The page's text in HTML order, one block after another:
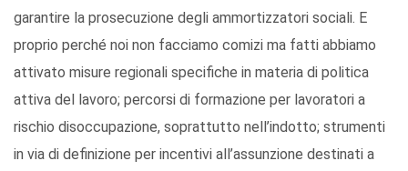
garantire la prosecuzione degli ammortizzatori sociali. E
proprio perché noi non facciamo comizi ma fatti abbiamo
attivato misure regionali specifiche in materia di politica
attiva del lavoro; percorsi di formazione per lavoratori a
rischio disoccupazione, soprattutto nell’indotto; strumenti
in via di definizione per incentivi all’assunzione destinati a